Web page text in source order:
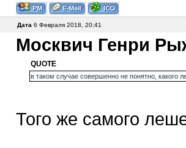
Дата 6 Февраля 2018, 20:41
Москвич Генри
QUOTE
в таком случае совершенно не понятно, какого
Того же самого